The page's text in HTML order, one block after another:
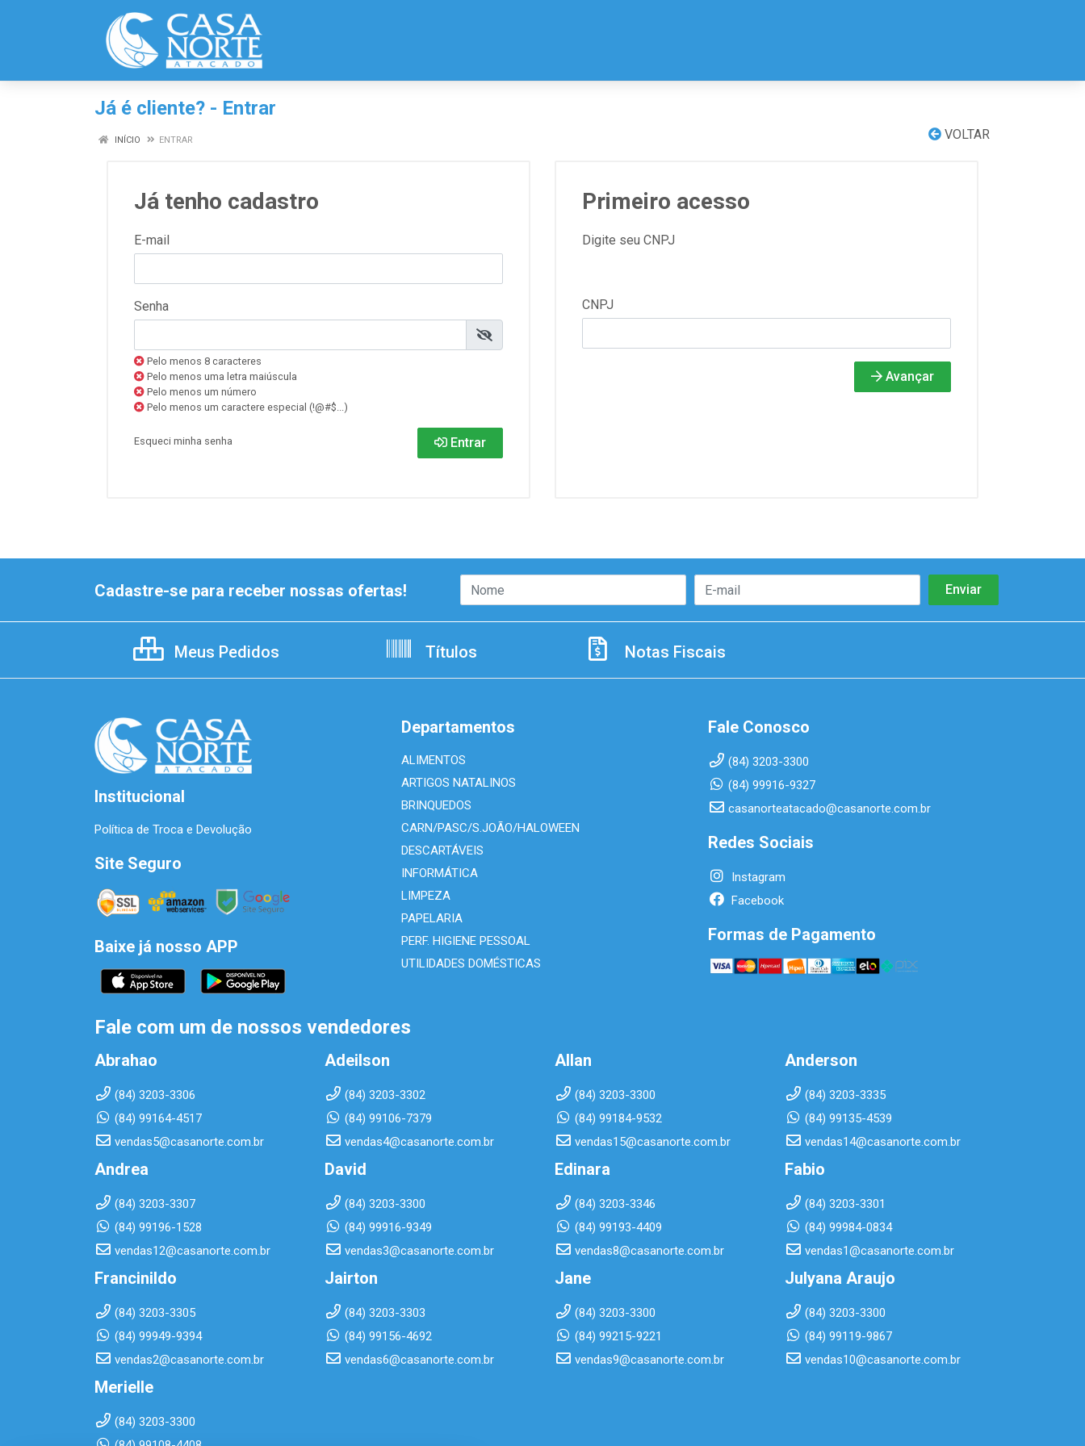
Já é cliente? - Entrar
VOLTAR
INÍCIO ENTRAR
Já tenho cadastro
E-mail
Senha
Pelo menos 8 caracteres
Pelo menos uma letra maiúscula
Pelo menos um número
Pelo menos um caractere especial (!@#$...)
Esqueci minha senha Entrar
Primeiro acesso
Digite seu CNPJ
CNPJ
Avançar
Cadastre-se para receber nossas ofertas!
Meus Pedidos Títulos Notas Fiscais
Institucional
Política de Troca e Devolução
Site Seguro
Baixe já nosso APP
Departamentos
ALIMENTOS
ARTIGOS NATALINOS
BRINQUEDOS
CARN/PASC/S.JOÃO/HALOWEEN
DESCARTÁVEIS
INFORMÁTICA
LIMPEZA
PAPELARIA
PERF. HIGIENE PESSOAL
UTILIDADES DOMÉSTICAS
Fale Conosco
(84) 3203-3300
(84) 99916-9327
casanorteatacado@casanorte.com.br
Redes Sociais
Instagram
Facebook
Formas de Pagamento
Fale com um de nossos vendedores
Abrahao
(84) 3203-3306
(84) 99164-4517
vendas5@casanorte.com.br
Adeilson
(84) 3203-3302
(84) 99106-7379
vendas4@casanorte.com.br
Allan
(84) 3203-3300
(84) 99184-9532
vendas15@casanorte.com.br
Anderson
(84) 3203-3335
(84) 99135-4539
vendas14@casanorte.com.br
Andrea
(84) 3203-3307
(84) 99196-1528
vendas12@casanorte.com.br
David
(84) 3203-3300
(84) 99916-9349
vendas3@casanorte.com.br
Edinara
(84) 3203-3346
(84) 99193-4409
vendas8@casanorte.com.br
Fabio
(84) 3203-3301
(84) 99984-0834
vendas1@casanorte.com.br
Francinildo
(84) 3203-3305
(84) 99949-9394
vendas2@casanorte.com.br
Jairton
(84) 3203-3303
(84) 99156-4692
vendas6@casanorte.com.br
Jane
(84) 3203-3300
(84) 99215-9221
vendas9@casanorte.com.br
Julyana Araujo
(84) 3203-3300
(84) 99119-9867
vendas10@casanorte.com.br
Merielle
(84) 3203-3300